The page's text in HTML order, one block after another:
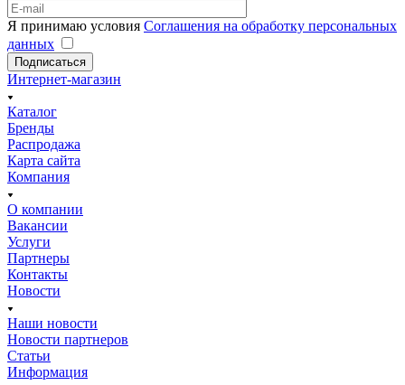
Я принимаю условия Соглашения на обработку персональных
данных
Подписаться
Интернет-магазин
Каталог
Бренды
Распродажа
Карта сайта
Компания
О компании
Вакансии
Услуги
Партнеры
Контакты
Новости
Наши новости
Новости партнеров
Статьи
Информация